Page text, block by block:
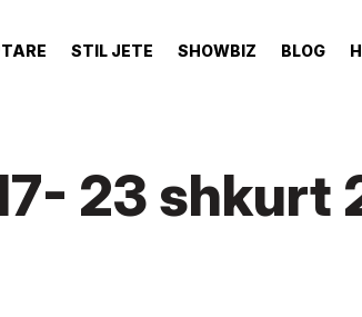
STIL JETE SHOWBIZ BLOG
23 shkurt